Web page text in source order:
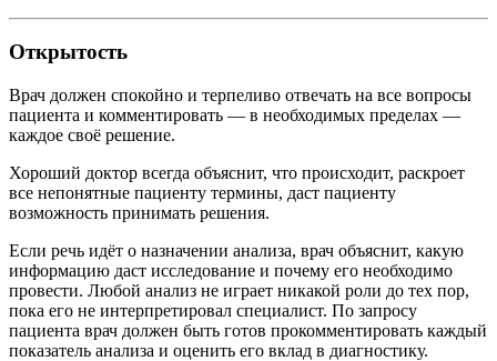
Открытость
Врач должен спокойно и терпеливо отвечать на все вопросы
пациента и комментировать — в необходимых пределах —
каждое своё решение.
Хороший доктор всегда объяснит, что происходит, раскроет
все непонятные пациенту термины, даст пациенту
возможность принимать решения.
Если речь идёт о назначении анализа, врач объяснит, какую
информацию даст исследование и почему его необходимо
провести. Любой анализ не играет никакой роли до тех пор,
пока его не интерпретировал специалист. По запросу
пациента врач должен быть готов прокомментировать каждый
показатель анализа и оценить его вклад в диагностику.